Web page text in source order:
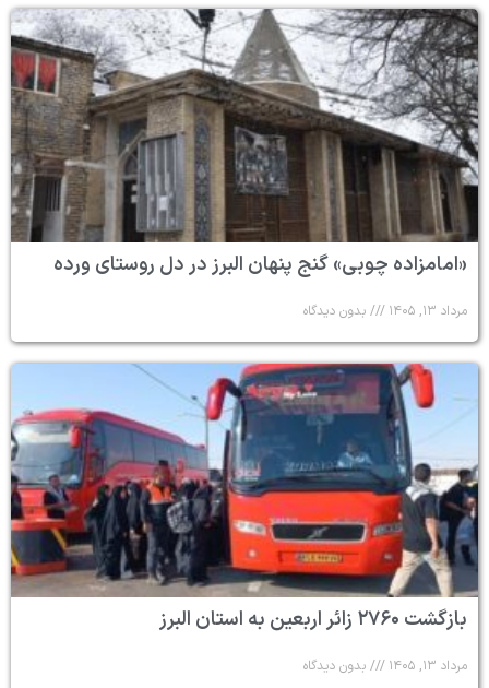
«امامزاده چوبی» گنج پنهان البرز در دل روستای ورده
مرداد ۱۳, ۱۴۰۵ بدون دیدگاه
بازگشت ۲۷۶۰ زائر اربعین به استان البرز
مرداد ۱۳, ۱۴۰۵ بدون دیدگاه